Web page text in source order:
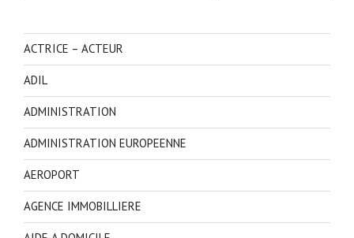
ACTRICE – ACTEUR
ADIL
ADMINISTRATION
ADMINISTRATION EUROPEENNE
AEROPORT
AGENCE IMMOBILLIERE